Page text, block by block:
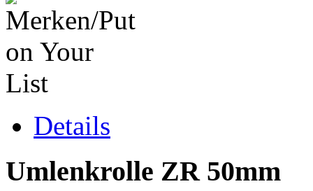
Details
Umlenkrolle ZR 50mm